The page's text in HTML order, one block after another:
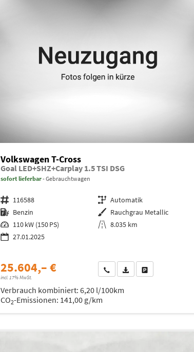
Volkswagen T-Cross
Goal LED+SHZ+Carplay 1.5 TSI DSG
sofort lieferbar Gebrauchtwagen
Fahrzeugnr. 116588 Getriebe Automatik
Kraftstoff Benzin Außenfarbe Rauchgrau Metallic
Leistung 110 kW (150 PS) Kilometerstand 8.035 km
27.01.2025
25.604,– €
incl. 17% MwSt.
Wir rufen Sie anFahrzeugexposé (PDF)
Fahrzeug parken
Verbrauch kombiniert: 6,20 l/100km
CO2-Emissionen: 141,00 g/km